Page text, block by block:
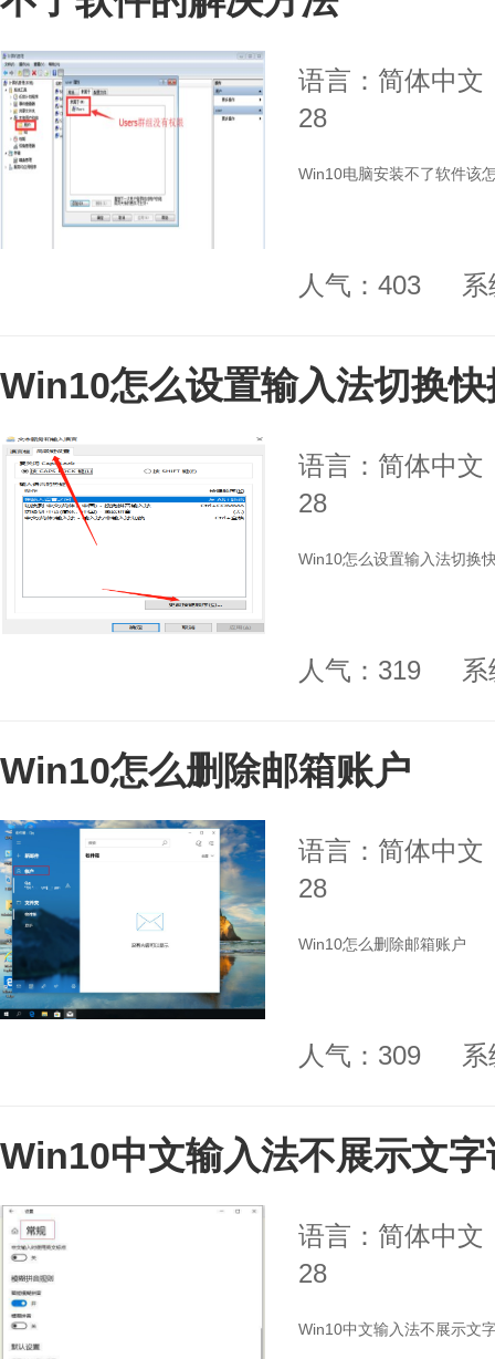
语言：简体中文
28
Win10电脑安装不了软件该
人气：403
Win10怎么设置输入法切换快
语言：简体中文
28
Win10怎么设置输入法切换
人气：319
Win10怎么删除邮箱账户
语言：简体中文
28
Win10怎么删除邮箱账户
人气：309
Win10中文输入法不展示文
语言：简体中文
28
Win10中文输入法不展示文